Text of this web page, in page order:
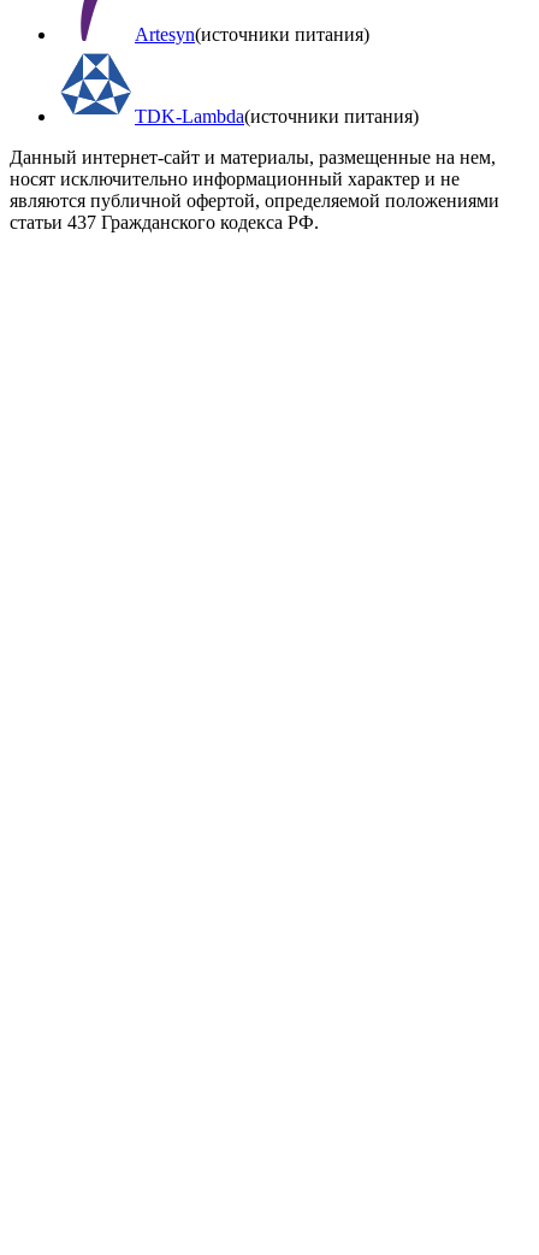
Artesyn(источники питания)
TDK-Lambda(источники питания)
Данный интернет-сайт и материалы, размещенные на нем,
носят исключительно информационный характер и не
являются публичной офертой, определяемой положениями
статьи 437 Гражданского кодекса РФ.